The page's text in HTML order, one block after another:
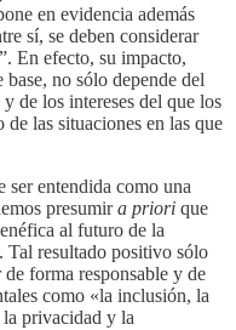
en evidencia además
sí, se deben considerar
En efecto, su impacto,
no sólo depende del
de los intereses del que los
las situaciones en las que
entendida como una
presumira priori que
al futuro de la
Tal resultado positivo sólo
de forma responsable y de
como «la inclusión, la
la privacidad y la